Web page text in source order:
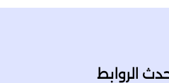
الروابط